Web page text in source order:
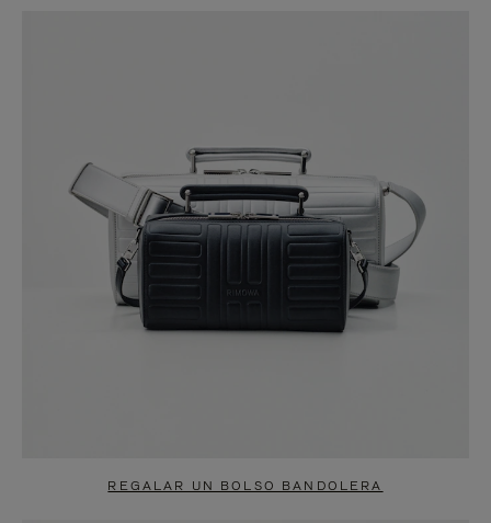
REGALAR UN BOLSO BANDOLERA